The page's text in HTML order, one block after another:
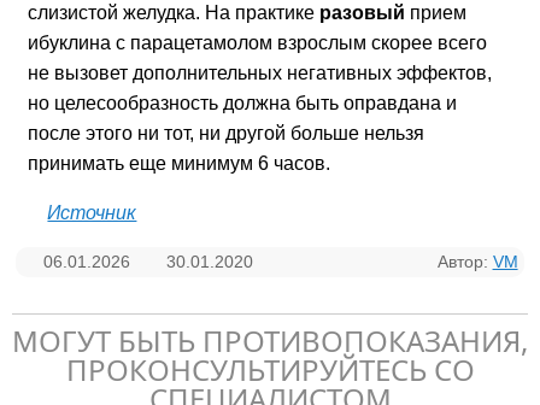
слизистой желудка. На практике разовый прием
ибуклина с парацетамолом взрослым скорее всего
не вызовет дополнительных негативных эффектов,
но целесообразность должна быть оправдана и
после этого ни тот, ни другой больше нельзя
принимать еще минимум 6 часов.
Источник
06.01.2026 30.01.2020 Автор: VM
МОГУТ БЫТЬ ПРОТИВОПОКАЗАНИЯ,
ПРОКОНСУЛЬТИРУЙТЕСЬ СО